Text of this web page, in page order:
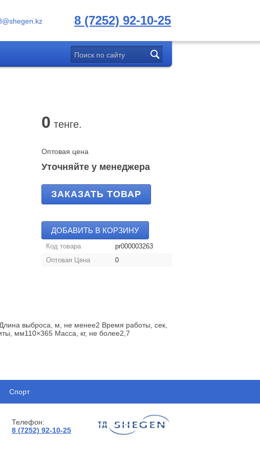
8 (7252) 92-10-25
0 тенге.
Оптовая цена
Уточняйте у менеджера
ЗАКАЗАТЬ ТОВАР
ДОБАВИТЬ В КОРЗИНУ
Код товара
pr000003263
Оптовая Цена
0
выброса, м, не менее2 Время работы, сек,
мм110×365 Масса, кг, не более2,7
Спорт
Телефон:
8 (7252) 92-10-25